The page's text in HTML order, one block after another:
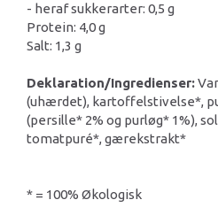
- heraf sukkerarter: 0,5 g
Protein: 4,0 g
Salt: 1,3 g
Deklaration/Ingredienser:
(uhærdet), kartoffelstivelse*,
(persille* 2% og purløg* 1%),
tomatpuré*, gærekstrakt*
* = 100% Økologisk